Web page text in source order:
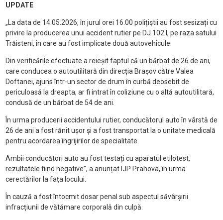
UPDATE
„La data de 14.05.2026, în jurul orei 16.00 polițiștii au fost sesizați cu
privire la producerea unui accident rutier pe DJ 102 I, pe raza satului
Trăisteni, în care au fost implicate două autovehicule.
Din verificările efectuate a reieșit faptul că un bărbat de 26 de ani,
care conducea o autoutilitară din direcția Brașov către Valea
Doftanei, ajuns într-un sector de drum în curbă deosebit de
periculoasă la dreapta, ar fi intrat în coliziune cu o altă autoutilitară,
condusă de un bărbat de 54 de ani.
În urma producerii accidentului rutier, conducătorul auto în vârstă de
26 de ani a fost rănit ușor și a fost transportat la o unitate medicală
pentru acordarea îngrijirilor de specialitate.
Ambii conducători auto au fost testați cu aparatul etilotest,
rezultatele fiind negative”, a anunțat IJP Prahova, în urma
cerectărilor la fața locului.
În cauză a fost întocmit dosar penal sub aspectul săvârșirii
infracțiunii de vătămare corporală din culpă.